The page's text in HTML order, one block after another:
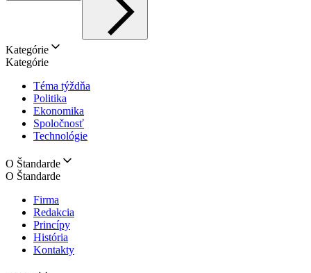
Kategórie
Kategórie
Téma týždňa
Politika
Ekonomika
Spoločnosť
Technológie
O Štandarde
O Štandarde
Firma
Redakcia
Princípy
História
Kontakty